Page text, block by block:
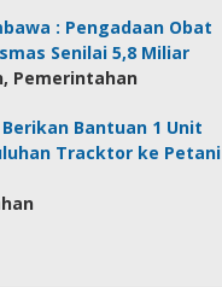
: Pengadaan Obat
Senilai 5,8 Miliar
Pemerintahan
Bantuan 1 Unit
Tracktor ke Petani